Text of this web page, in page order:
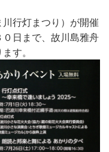
行灯まつり）が開催
日まで、故川島雅舟
す。